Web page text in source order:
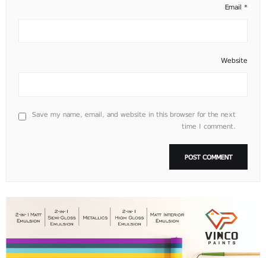
Email *
Website
Save my name, email, and website in this browser for the next
time I comment.